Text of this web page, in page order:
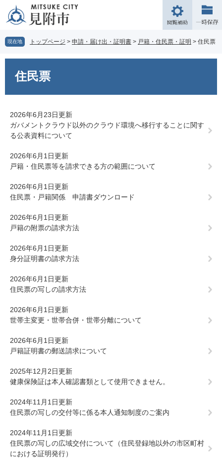
の
先
頭
ー
を
飛
閲
覧
補
現在地 トップページ > 申請・届け出・証明書 > 戸籍・住民票・証明 > 住民票
住民票
2026年6月23日更新
ガバメントクラウド以外のクラウド環境へ移行することに関す
る公表資料について
2026年6月1日更新
戸籍・住民票等を請求できる方の範囲について
2026年6月1日更新
住民票・戸籍関係 申請書ダウンロード
2026年6月1日更新
戸籍の附票の請求方法
2026年6月1日更新
身分証明書の請求方法
2026年6月1日更新
住民票の写しの請求方法
2026年6月1日更新
世帯主変更・世帯合併・世帯分離について
2026年6月1日更新
戸籍証明書の郵送請求について
2025年12月2日更新
健康保険証は本人確認書類として使用できません。
2024年11月1日更新
住民票の写しの交付等に係る本人通知制度のご案内
2024年11月1日更新
住民票の写しの広域交付について（住民登録地以外の市区町村
における証明発行）